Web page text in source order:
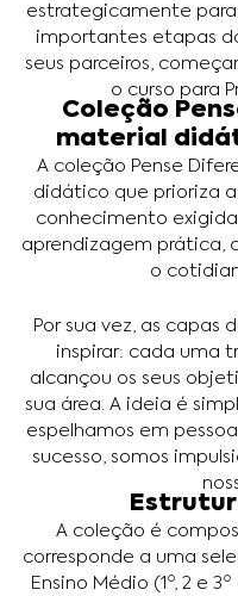
estrategicamente
importantes etapas
seus parceiros,
o curso para
Coleção
material
A coleção Pense
didático que prioriza
conhecimento
aprendizagem prática,
o
Por sua vez, as capas
inspirar: cada uma
alcançou os seus
sua área. A ideia é
espelhamos em
sucesso, somos
A coleção é
corresponde a uma
Ensino Médio (1º, 2 e